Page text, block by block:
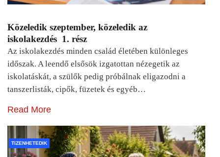
Közeledik szeptember, közeledik az
iskolakezdés 1. rész
Az iskolakezdés minden család életében különleges
időszak. A leendő elsősök izgatottan nézegetik az
iskolatáskát, a szülők pedig próbálnak eligazodni a
tanszerlisták, cipők, füzetek és egyéb…
Read More
TIZENHETEDIK